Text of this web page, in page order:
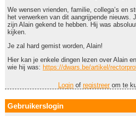
We wensen vrienden, familie, collega’s en
het verwerken van dit aangrijpende nieuws.
zijn Alain gekend te hebben. Hij was
kijken.
Je zal hard gemist worden, Alain!
Hier kan je enkele dingen lezen over Alain
wie hij was: https://dwars.be/artikel/
Login of registreerom te
Gebruikerslogin